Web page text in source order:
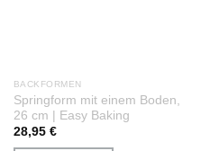
BACKFORMEN
Springform mit einem Boden,
26 cm | Easy Baking
28,95 €